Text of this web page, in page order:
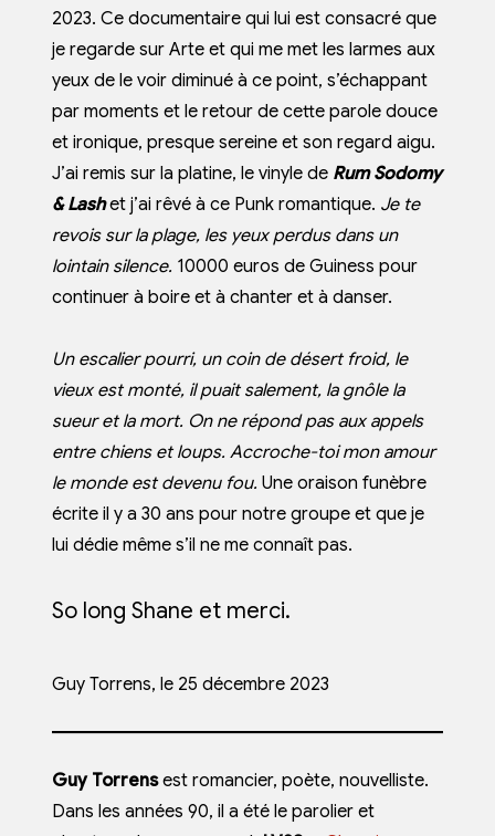
2023. Ce documentaire qui lui est consacré que
je regarde sur Arte et qui me met les larmes aux
yeux de le voir diminué à ce point, s’échappant
par moments et le retour de cette parole douce
et ironique, presque sereine et son regard aigu.
J’ai remis sur la platine, le vinyle de Rum Sodomy
& Lashet j’ai rêvé à ce Punk romantique. Je te
revois sur la plage, les yeux perdus dans un
lointain silence. 10000 euros de Guiness pour
continuer à boire et à chanter et à danser.
Un escalier pourri, un coin de désert froid, le
vieux est monté, il puait salement, la gnôle la
sueur et la mort. On ne répond pas aux appels
entre chiens et loups. Accroche-toi mon amour
le monde est devenu fou.Une oraison funèbre
écrite il y a 30 ans pour notre groupe et que je
lui dédie même s’il ne me connaît pas.
So long Shane et merci.
Guy Torrens, le 25 décembre 2023
Guy Torrensest romancier, poète, nouvelliste.
Dans les années 90, il a été le parolier et